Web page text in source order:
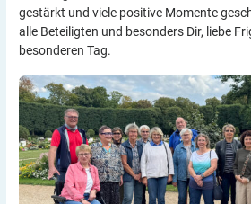
gestärkt und viele positive Momente
alle Beteiligten und besonders Dir, liebe
besonderen Tag.